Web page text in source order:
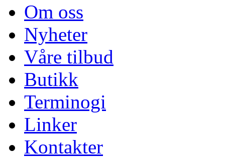
Om oss
Nyheter
Våre tilbud
Butikk
Terminogi
Linker
Kontakter